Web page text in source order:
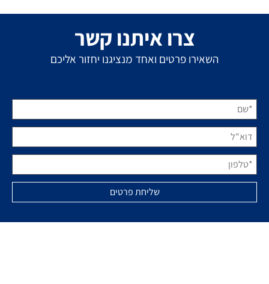
צרו איתנו קשר
השאירו פרטים ואחד מנציגנו יחזור אליכם